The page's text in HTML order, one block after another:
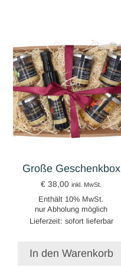
Große Geschenkbox
€ 38,00 inkl. MwSt.
Enthält 10% MwSt.
nur Abholung möglich
Lieferzeit: sofort lieferbar
In den Warenkorb